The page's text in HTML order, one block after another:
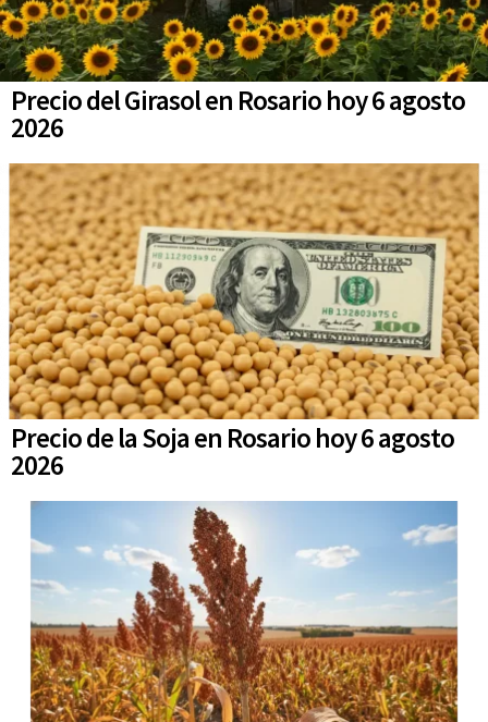
Precio del Girasol en Rosario hoy 6 agosto
2026
Precio de la Soja en Rosario hoy 6 agosto
2026